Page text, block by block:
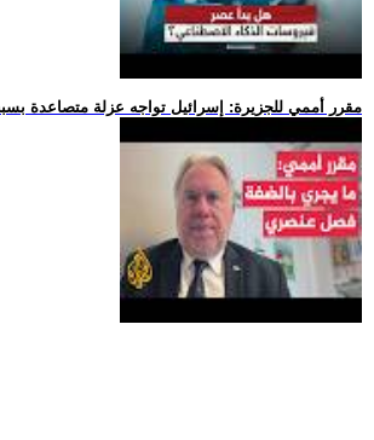
.. مقرر أممي للجزيرة: إسرائيل تواجه عزلة متصاعدة